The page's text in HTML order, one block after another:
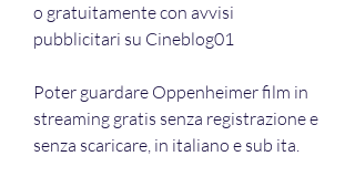
o gratuitamente con avvisi
pubblicitari su Cineblog01
Poter guardare Oppenheimer film in
streaming gratis senza registrazione e
senza scaricare, in italiano e sub ita.